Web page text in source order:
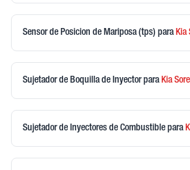
Sensor de Posicion de Mariposa (tps) para Kia
Sujetador de Boquilla de Inyectorpara Kia
Sujetador de Inyectores de Combustible para